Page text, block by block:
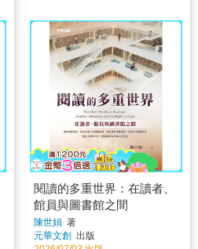
閱讀的多重世界：在讀者、
館員與圖書館之間
陳世娟 著
元華文創 出版